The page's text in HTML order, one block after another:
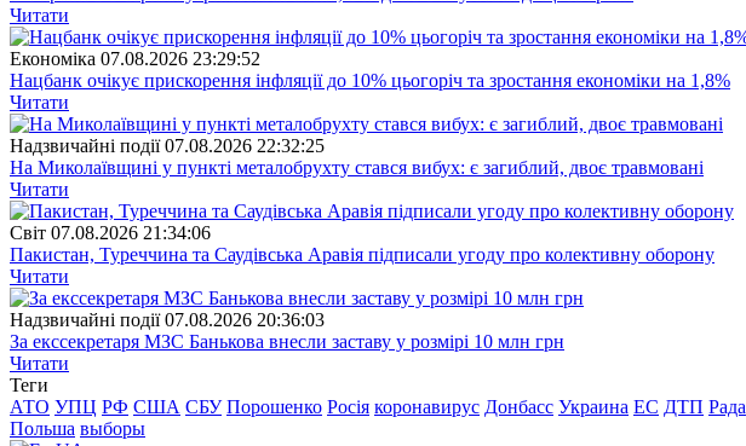
Читати
Економіка 07.08.2026 23:29:52
Нацбанк очікує прискорення інфляції до 10% цьогоріч та зростання економіки на 1,8%
Читати
Надзвичайні події 07.08.2026 22:32:25
На Миколаївщині у пункті металобрухту стався вибух: є загиблий, двоє травмовані
Читати
Свiт 07.08.2026 21:34:06
Пакистан, Туреччина та Саудівська Аравія підписали угоду про колективну оборону
Читати
Надзвичайні події 07.08.2026 20:36:03
За екссекретаря МЗС Банькова внесли заставу у розмірі 10 млн грн
Читати
Теги
АТО УПЦ РФ США СБУ Порошенко Росія коронавирус Донбасс Украина ЕС ДТП Рада
Польша выборы